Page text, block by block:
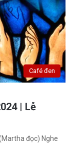
Café đen
| Lễ
đọc) Nghe